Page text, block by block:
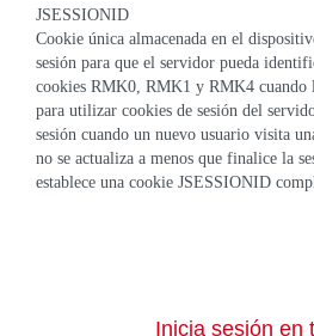
JSESSIONID
Cookie única almacenada en el
sesión para que el servidor pueda
cookies RMK0, RMK1 y RMK4 cuando
para utilizar cookies de sesión del
sesión cuando un nuevo usuario visita
no se actualiza a menos que finalice la
establece una cookie JSESSIONID
Inicia sesión en